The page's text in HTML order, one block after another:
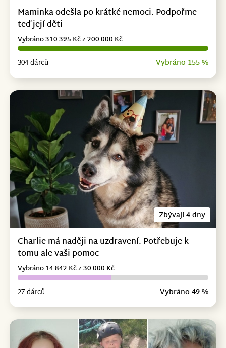
Maminka odešla po krátké nemoci. Podpořme
teď její děti
304 dárců Vybráno 155 %
Vybráno 310 395 Kč z 200 000 Kč
Zbývají 4 dny
Charlie má naději na uzdravení. Potřebuje k
tomu ale vaši pomoc
27 dárců Vybráno 49 %
Vybráno 14 842 Kč z 30 000 Kč